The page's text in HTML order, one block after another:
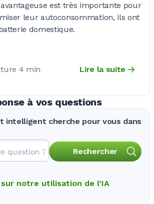
est très importante pour
leur autoconsommation, ils ont
domestique.
4 min Lire la suite
à vos questions
intelligent cherche pour vous dans
Rechercher
notre utilisation de l’IA